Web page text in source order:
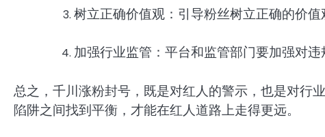
树立正确价值观：引导粉丝树立正确的价值
加强行业监管：平台和监管部门要加强对违
总之，千川涨粉封号，既是对红人的警示，也是对行
陷阱之间找到平衡，才能在红人道路上走得更远。